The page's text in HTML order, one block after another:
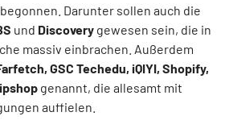
Darunter sollen auch die
und Discovery gewesen sein, die in
massiv einbrachen. Außerdem
GSC Techedu, iQIYI, Shopify,
genannt, die allesamt mit
auffielen.